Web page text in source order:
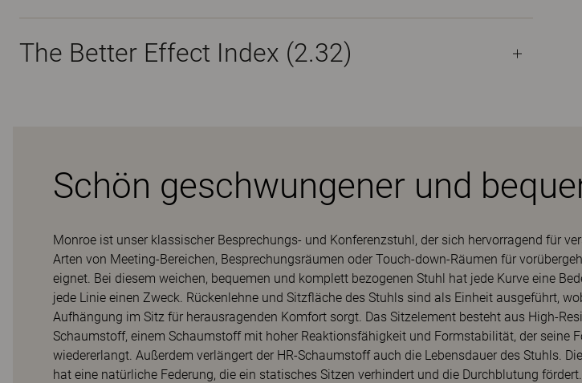
The Better Effect Index (2.32)
Schön geschwungener und
Monroe ist unser klassischer Besprechungs- und Konferenzstuhl, der sich hervorragend für
Arten von Meeting-Bereichen, Besprechungsräumen oder Touch-down-Räumen für
eignet. Bei diesem weichen, bequemen und komplett bezogenen Stuhl hat jede Kurve eine
jede Linie einen Zweck. Rückenlehne und Sitzfläche des Stuhls sind als Einheit ausgeführt,
Aufhängung im Sitz für herausragenden Komfort sorgt. Das Sitzelement besteht aus High-
Schaumstoff, einem Schaumstoff mit hoher Reaktionsfähigkeit und Formstabilität, der seine
wiedererlangt. Außerdem verlängert der HR-Schaumstoff auch die Lebensdauer des Stuhls.
hat eine natürliche Federung, die ein statisches Sitzen verhindert und die Durchblutung